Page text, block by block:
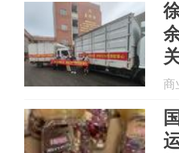
商